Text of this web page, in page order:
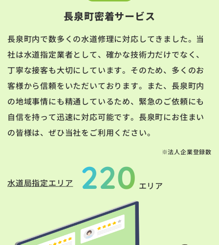
長泉町密着サービス
長泉町内で数多くの水道修理に対応してきました。当
社は水道指定業者として、確かな技術力だけでなく、
丁寧な接客も大切にしています。そのため、多くのお
客様から信頼をいただいております。また、長泉町内
の地域事情にも精通しているため、緊急のご依頼にも
自信を持って迅速に対応可能です。長泉町にお住まい
の皆様は、ぜひ当社をご利用ください。
※法人企業登録数
水道局指定エリア 220 エリア